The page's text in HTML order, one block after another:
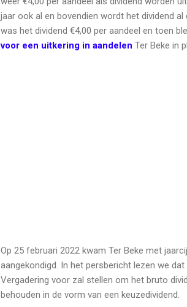
jaar ook al en bovendien wordt het dividend al
was het dividend €4,00 per aandeel en toen
voor een uitkering in aandelen Ter Beke in
Op 25 februari 2022 kwam Ter Beke met
aangekondigd. In het persbericht lezen we
Vergadering voor zal stellen om het bruto
behouden in de vorm van een keuzedividend.